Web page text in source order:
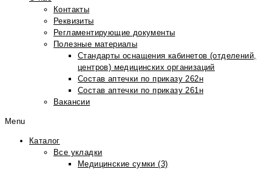
Контакты
Реквизиты
Регламентирующие документы
Полезные материалы
Стандарты оснащения кабинетов (отделений,
центров) медицинских организаций
Состав аптечки по приказу 262н
Состав аптечки по приказу 261н
Вакансии
Menu
Каталог
Все укладки
Медицинские сумки (3)